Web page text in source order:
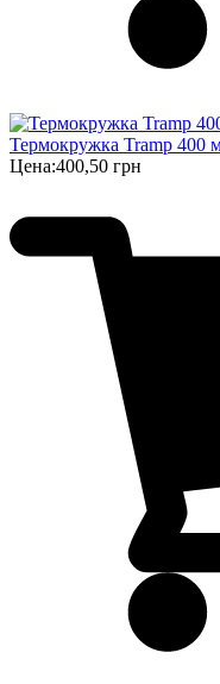
Термокружка Tramp 400
Цена:400,50 грн